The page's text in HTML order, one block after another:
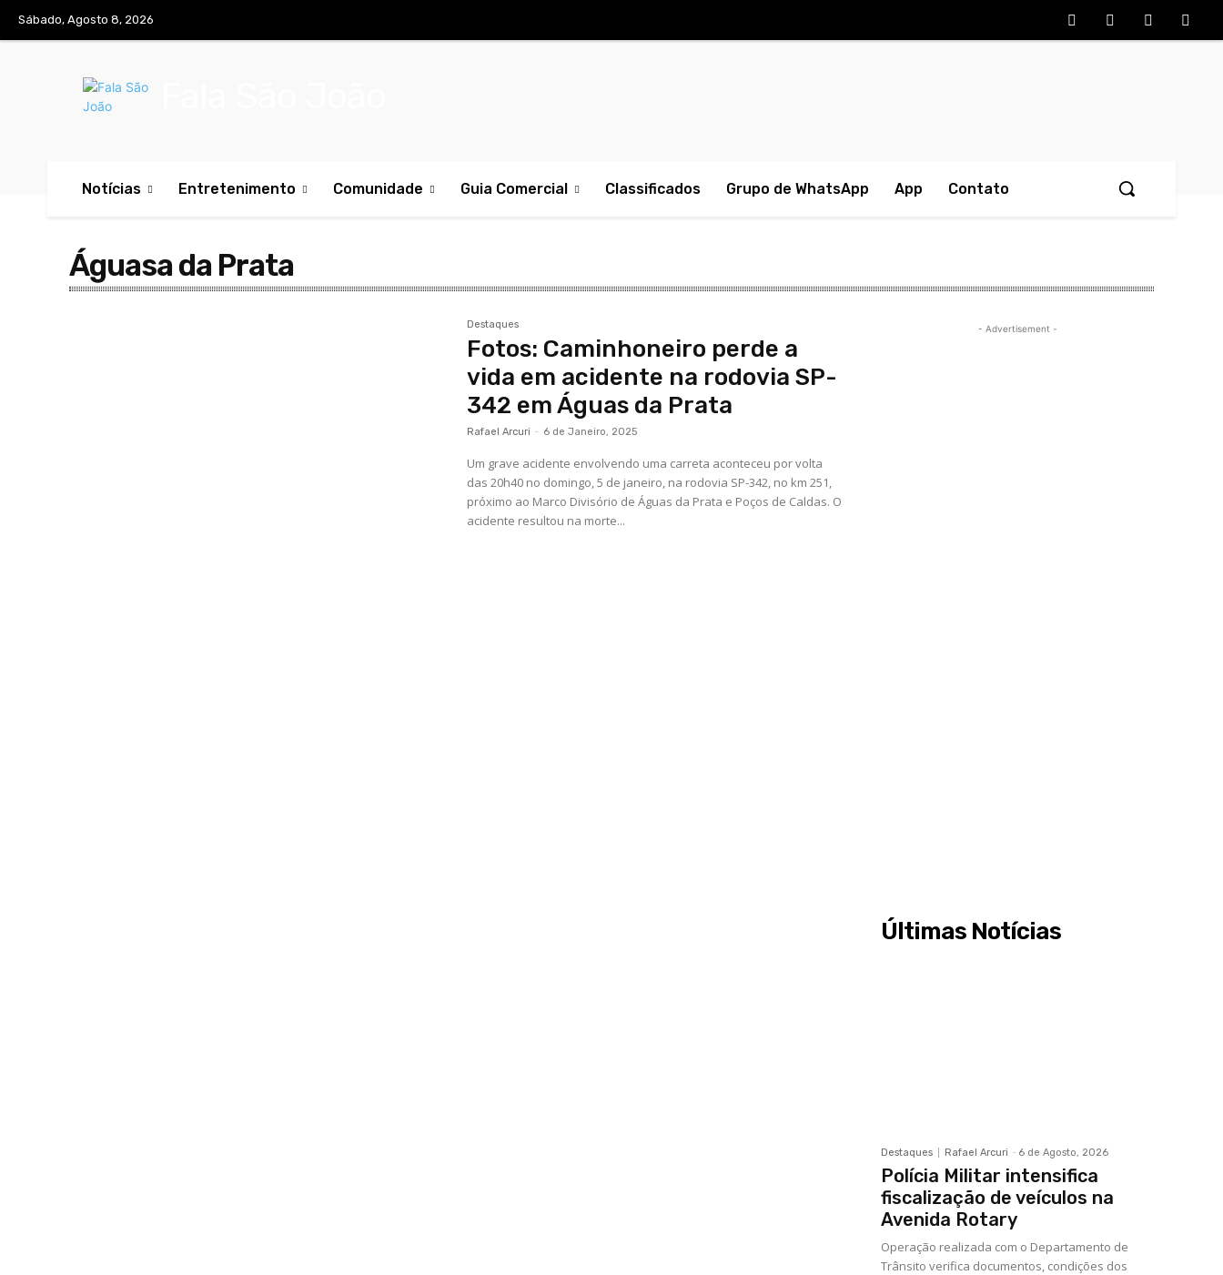
Sábado, Agosto 8, 2026
Notícias Entretenimento Comunidade Guia Comercial Classificados Grupo de WhatsApp App Contato
Águasa da Prata
Destaques
Fotos: Caminhoneiro perde a
vida em acidente na rodovia SP-
342 em Águas da Prata
Rafael Arcuri - 6 de Janeiro, 2025
Um grave acidente envolvendo uma carreta aconteceu por volta
das 20h40 no domingo, 5 de janeiro, na rodovia SP-342, no km 251,
próximo ao Marco Divisório de Águas da Prata e Poços de Caldas. O
acidente resultou na morte...
- Advertisement -
Últimas Notícias
Destaques Rafael Arcuri - 6 de Agosto, 2026
Polícia Militar intensifica
fiscalização de veículos na
Avenida Rotary
Operação realizada com o Departamento de
Trânsito verifica documentos, condições dos